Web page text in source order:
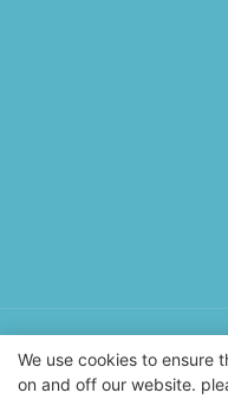
Droits d'auteur ©
We use cookies to ensure
on and off our website.